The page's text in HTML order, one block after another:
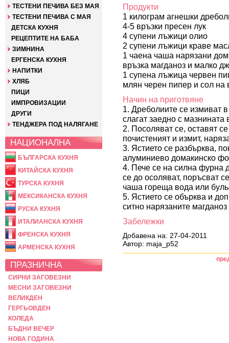
ТЕСТЕНИ ПЕЧИВА БЕЗ МАЯ
ТЕСТЕНИ ПЕЧИВА С МАЯ
ДЕТСКА КУХНЯ
РЕЦЕПТИТЕ НА БАБА
ЗИМНИНА
ЕРГЕНСКА КУХНЯ
НАПИТКИ
ХЛЯБ
ПИЦИ
ИМПРОВИЗАЦИИ
ДРУГИ
ТЕНДЖЕРА ПОД НАЛЯГАНЕ
НАЦИОНАЛНА
БЪЛГАРСКА КУХНЯ
КИТАЙСКА КУХНЯ
ТУРСКА КУХНЯ
МЕКСИКАНСКА КУХНЯ
РУСКА КУХНЯ
ИТАЛИАНСКА КУХНЯ
ФРЕНСКА КУХНЯ
АРМЕНСКА КУХНЯ
ПРАЗНИЧНА
СИРНИ ЗАГОВЕЗНИ
МЕСНИ ЗАГОВЕЗНИ
ВЕЛИКДЕН
ГЕРГЬОВДЕН
КОЛЕДА
БЪДНИ ВЕЧЕР
НОВА ГОДИНА
Продукти
1 килограм агнешки
4-5 връзки пресен лук
4 супени лъжици олио
2 супени лъжици краве
1 чаена чаша нарязани
връзка магданоз и малко
1 супена лъжица червен
млян черен пипер и сол на
Начин на приготвяне
1. Дреболиите се измиват
слагат заедно с мазнината
2. Посоляват се, оставят
почистеният и измит,
3. Ястието се разбърква,
алуминиево домакинско
4. Пече се на силна фурна
се до осоляват, поръсват
чаша гореща вода или
5. Ястието се обърква и
ситно нарязаните
Забележки
Добавена на: 27-04-2011
Автор: maja_p52